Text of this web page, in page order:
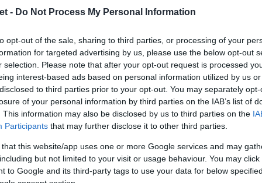
- Do Not Process My Personal Information
opt-out of the sale, sharing to third parties, or processing of your
for targeted advertising by us, please use the below opt-out
selection. Please note that after your opt-out request is processed
interest-based ads based on personal information utilized by us
to third parties prior to your opt-out. You may separately
of your personal information by third parties on the IAB’s list of
This information may also be disclosed by us to third parties on the
Participants that may further disclose it to other third parties.
that this website/app uses one or more Google services and may
but not limited to your visit or usage behaviour. You may
to Google and its third-party tags to use your data for below
el trigo, entre un 15-18%, y es más rico en lisina un
de este tipo de harina en casa así que decidí
Hace unos meses me la dieron para probarla y tan
éclairs, para mi gusto quedaron demasiado
más pruebas. No dude en incorporarla en esta tarta,
serían buenos tanto en aspecto como en sabor, y así
morada es una antigua materia prima del Imperio